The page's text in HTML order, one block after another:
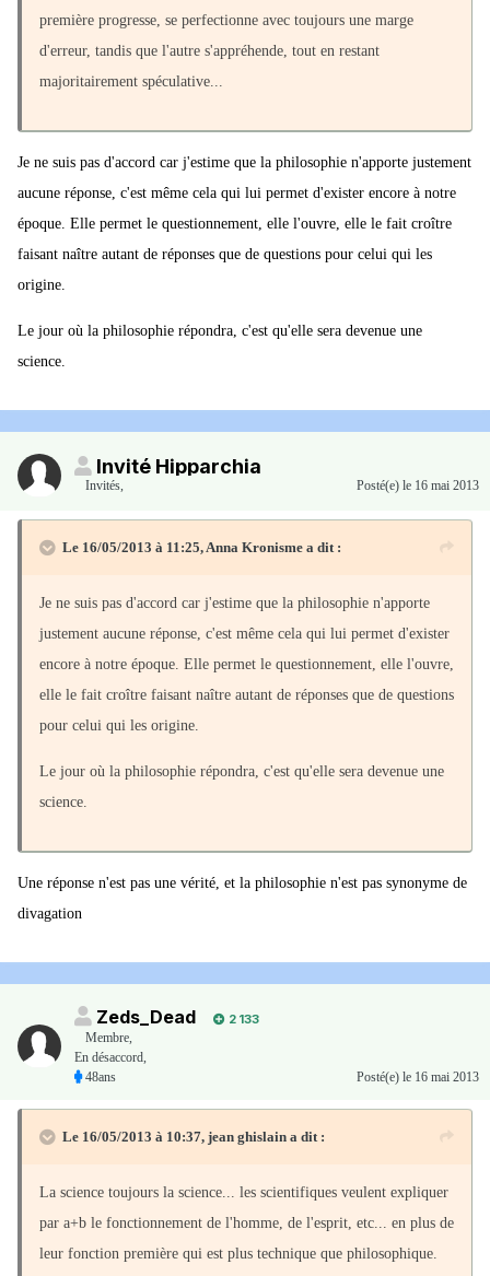
première progresse, se perfectionne avec toujours une marge
d'erreur, tandis que l'autre s'appréhende, tout en restant
majoritairement spéculative...
Je ne suis pas d'accord car j'estime que la philosophie n'apporte justement
aucune réponse, c'est même cela qui lui permet d'exister encore à notre
époque. Elle permet le questionnement, elle l'ouvre, elle le fait croître
faisant naître autant de réponses que de questions pour celui qui les
origine.
Le jour où la philosophie répondra, c'est qu'elle sera devenue une
science.
Invité Hipparchia
Invités, Posté(e) le 16 mai 2013
Le 16/05/2013 à 11:25, Anna Kronisme a dit :
Je ne suis pas d'accord car j'estime que la philosophie n'apporte
justement aucune réponse, c'est même cela qui lui permet d'exister
encore à notre époque. Elle permet le questionnement, elle l'ouvre,
elle le fait croître faisant naître autant de réponses que de questions
pour celui qui les origine.
Le jour où la philosophie répondra, c'est qu'elle sera devenue une
science.
Une réponse n'est pas une vérité, et la philosophie n'est pas synonyme de
divagation
Zeds_Dead
2 133
Membre,
En désaccord,
48ans
Posté(e) le 16 mai 2013
Le 16/05/2013 à 10:37, jean ghislain a dit :
La science toujours la science... les scientifiques veulent expliquer
par a+b le fonctionnement de l'homme, de l'esprit, etc... en plus de
leur fonction première qui est plus technique que philosophique.